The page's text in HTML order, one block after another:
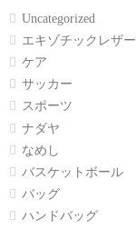
Uncategorized
エキゾチックレザー
ケア
サッカー
スポーツ
ナダヤ
なめし
バスケットボール
バッグ
ハンドバッグ